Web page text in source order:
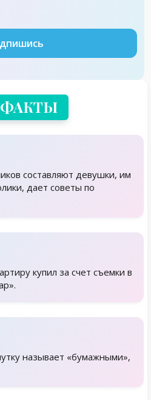
составляют девушки, им
дает советы по
купил за счет съемки в
называет «бумажными»,